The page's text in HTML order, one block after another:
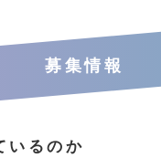
募集情報
いるのか